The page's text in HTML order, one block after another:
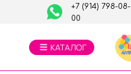
+7 (914) 798-08-
00